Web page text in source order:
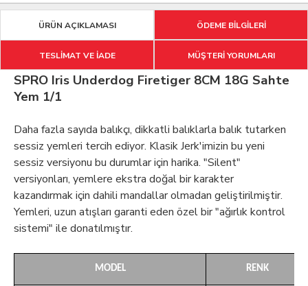
ÜRÜN AÇIKLAMASI ÖDEME BİLGİLERİ
TESLİMAT VE İADE MÜŞTERİ YORUMLARI
SPRO Iris Underdog Firetiger 8CM 18G Sahte
Yem 1/1
Daha fazla sayıda balıkçı, dikkatli balıklarla balık tutarken
sessiz yemleri tercih ediyor. Klasik Jerk'imizin bu yeni
sessiz versiyonu bu durumlar için harika. "Silent"
versiyonları, yemlere ekstra doğal bir karakter
kazandırmak için dahili mandallar olmadan geliştirilmiştir.
Yemleri, uzun atışları garanti eden özel bir "ağırlık kontrol
sistemi" ile donatılmıştır.
MODEL RENK